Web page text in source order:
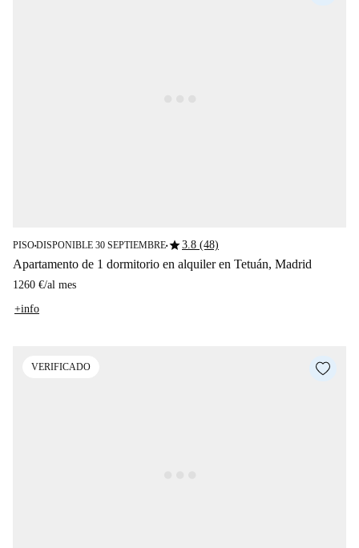
PISO■DISPONIBLE 30 SEPTIEMBRE■star3.8 (48)
Apartamento de 1 dormitorio en alquiler en Tetuán, Madrid
1260 €/al mes
+info
VERIFICADO